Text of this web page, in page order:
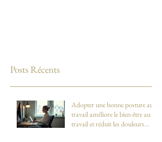
Posts Récents
Adopter une bonne posture au
travail améliore le bien-être au
travail et réduit les douleurs